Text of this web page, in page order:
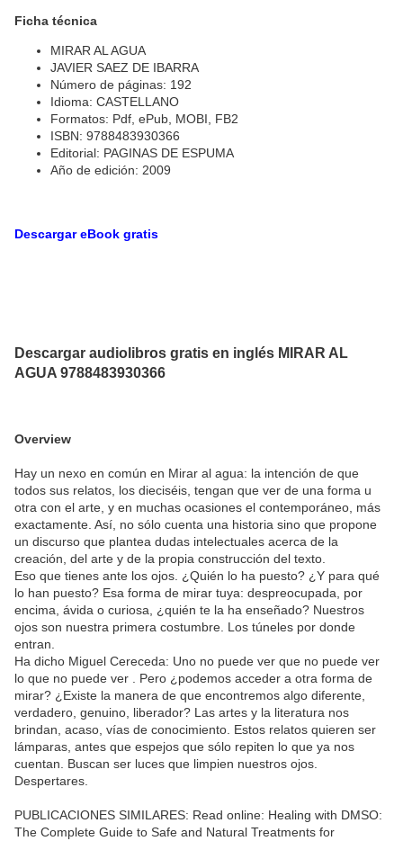
Ficha técnica
MIRAR AL AGUA
JAVIER SAEZ DE IBARRA
Número de páginas: 192
Idioma: CASTELLANO
Formatos: Pdf, ePub, MOBI, FB2
ISBN: 9788483930366
Editorial: PAGINAS DE ESPUMA
Año de edición: 2009
Descargar eBook gratis
Descargar audiolibros gratis en inglés MIRAR AL
AGUA 9788483930366
Overview
Hay un nexo en común en Mirar al agua: la intención de que
todos sus relatos, los dieciséis, tengan que ver de una forma u
otra con el arte, y en muchas ocasiones el contemporáneo, más
exactamente. Así, no sólo cuenta una historia sino que propone
un discurso que plantea dudas intelectuales acerca de la
creación, del arte y de la propia construcción del texto.
Eso que tienes ante los ojos. ¿Quién lo ha puesto? ¿Y para qué
lo han puesto? Esa forma de mirar tuya: despreocupada, por
encima, ávida o curiosa, ¿quién te la ha enseñado? Nuestros
ojos son nuestra primera costumbre. Los túneles por donde
entran.
Ha dicho Miguel Cereceda: Uno no puede ver que no puede ver
lo que no puede ver . Pero ¿podemos acceder a otra forma de
mirar? ¿Existe la manera de que encontremos algo diferente,
verdadero, genuino, liberador? Las artes y la literatura nos
brindan, acaso, vías de conocimiento. Estos relatos quieren ser
lámparas, antes que espejos que sólo repiten lo que ya nos
cuentan. Buscan ser luces que limpien nuestros ojos.
Despertares.
PUBLICACIONES SIMILARES: Read online: Healing with DMSO:
The Complete Guide to Safe and Natural Treatments for